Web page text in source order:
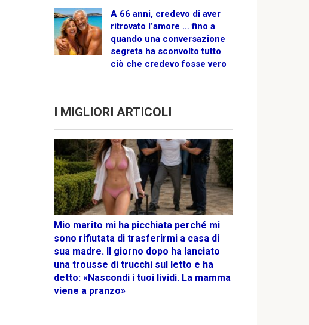
A 66 anni, credevo di aver
ritrovato l’amore … fino a
quando una conversazione
segreta ha sconvolto tutto
ciò che credevo fosse vero
I MIGLIORI ARTICOLI
Mio marito mi ha picchiata perché mi
sono rifiutata di trasferirmi a casa di
sua madre. Il giorno dopo ha lanciato
una trousse di trucchi sul letto e ha
detto: «Nascondi i tuoi lividi. La mamma
viene a pranzo»